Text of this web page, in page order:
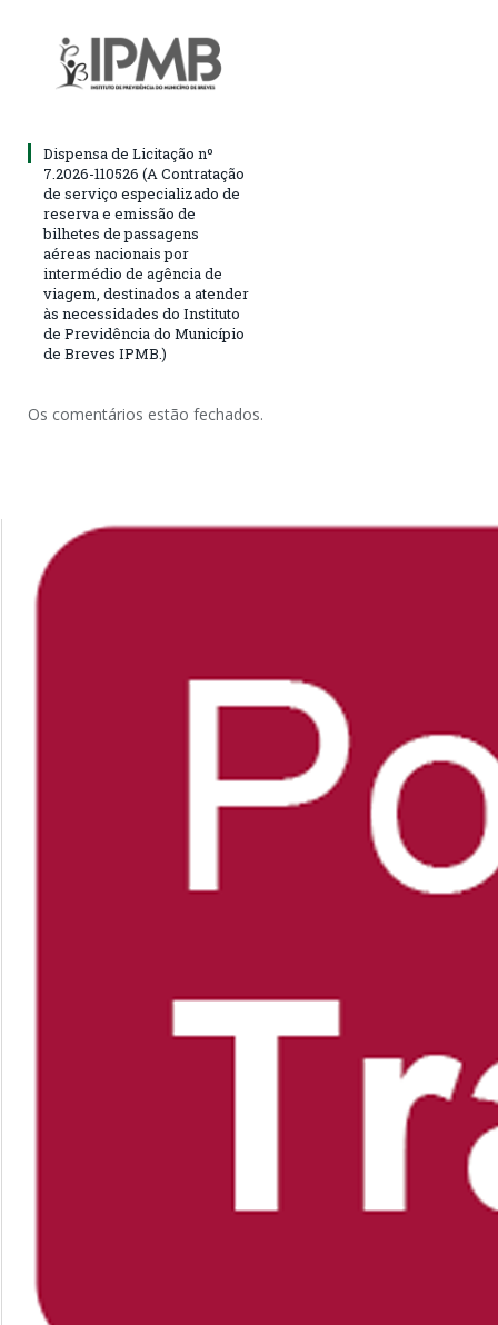
Dispensa de Licitação nº
7.2026-110526 (A Contratação
de serviço especializado de
reserva e emissão de
bilhetes de passagens
aéreas nacionais por
intermédio de agência de
viagem, destinados a atender
às necessidades do Instituto
de Previdência do Município
de Breves IPMB.)
Os comentários estão fechados.